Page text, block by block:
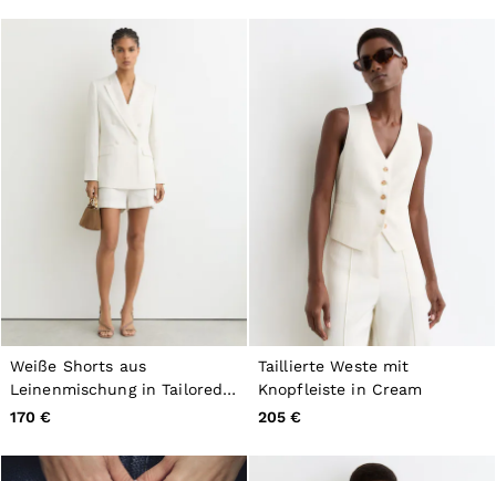
Weiße Shorts aus
Leinenmischung in Tailored-
Fit
170 €
Taillierte Weste mit
Knopfleiste in Cream
205 €